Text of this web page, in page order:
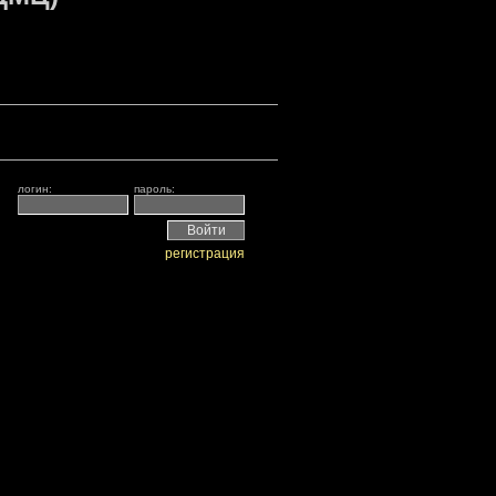
пароль:
логин:
регистрация